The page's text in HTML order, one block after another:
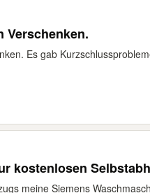
Verschenken.
Es gab
kostenlosen
meine Siemens